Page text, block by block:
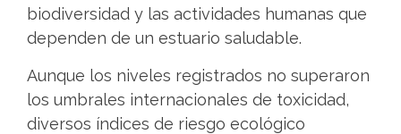
biodiversidad y las actividades humanas que
dependen de un estuario saludable.
Aunque los niveles registrados no superaron
los umbrales internacionales de toxicidad,
diversos índices de riesgo ecológico